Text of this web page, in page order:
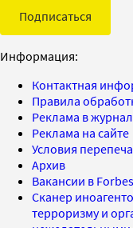
Подписаться
Информация:
Контактная
Правила
Реклама в
Реклама на сайте
Условия
Архив
Вакансии в
Сканер
терроризму и